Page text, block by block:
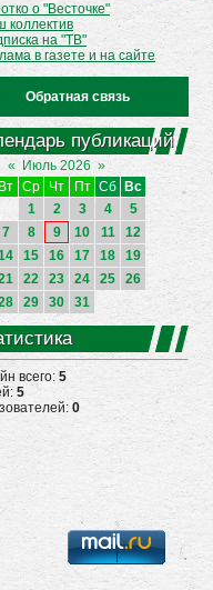
о "Весточке"
коллектив
на "ТВ"
в газете и на сайте
Обратная связь
публикаций
« Июль 2026 »
Вт Ср Чт Пт Сб
Вс
1
2 3 4
5
7 8 9 10 11
12
15 16 17 18
19
22 23 24 25
26
29 30 31
всего: 5
5
0